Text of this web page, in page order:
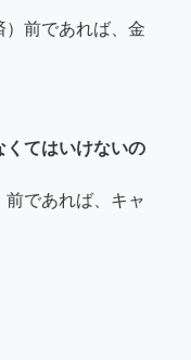
）前であれば、金
くてはいけないの
であれば、キャ